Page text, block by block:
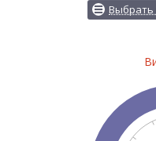
Выбрать